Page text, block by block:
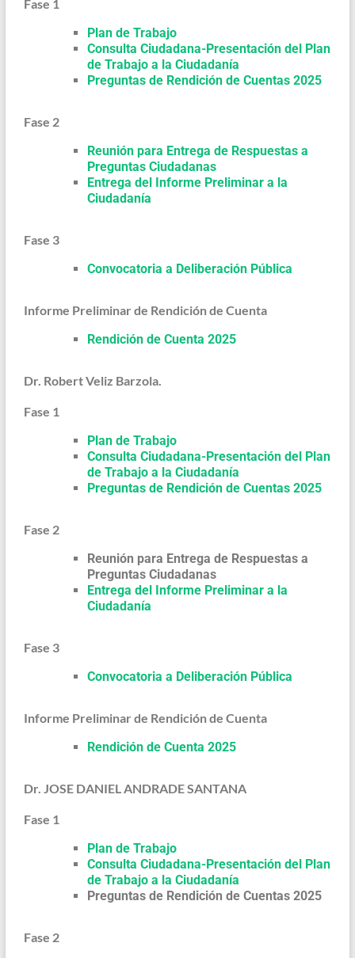
Fase 1
Plan de Trabajo
Consulta Ciudadana-Presentación del Plan
de Trabajo a la Ciudadanía
Preguntas de Rendición de Cuentas 2025
Fase 2
Reunión para Entrega de Respuestas a
Preguntas Ciudadanas
Entrega del Informe Preliminar a la
Ciudadanía
Fase 3
Convocatoria a Deliberación Pública
Informe Preliminar de Rendición de Cuenta
Rendición de Cuenta 2025
Dr. Robert Veliz Barzola.
Fase 1
Plan de Trabajo
Consulta Ciudadana-Presentación del Plan
de Trabajo a la Ciudadanía
Preguntas de Rendición de Cuentas 2025
Fase 2
Reunión para Entrega de Respuestas a
Preguntas Ciudadanas
Entrega del Informe Preliminar a la
Ciudadanía
Fase 3
Convocatoria a Deliberación Pública
Informe Preliminar de Rendición de Cuenta
Rendición de Cuenta 2025
Dr. JOSE DANIEL ANDRADE SANTANA
Fase 1
Plan de Trabajo
Consulta Ciudadana-Presentación del Plan
de Trabajo a la Ciudadanía
Preguntas de Rendición de Cuentas 2025
Fase 2